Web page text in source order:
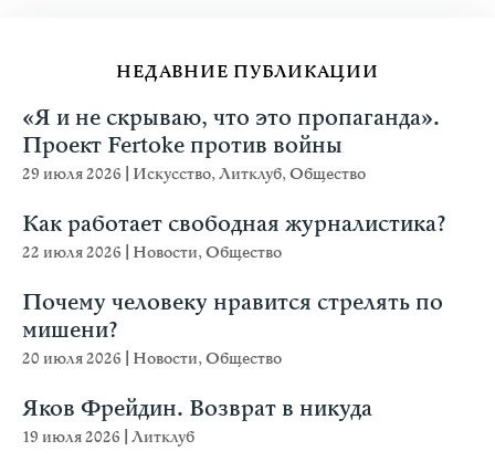
НЕДАВНИЕ ПУБЛИКАЦИИ
«Я и не скрываю, что это пропаганда».
Проект Fertoke против войны
29 июля 2026 Искусство,Литклуб,Общество
Как работает свободная журналистика?
22 июля 2026 Новости,Общество
Почему человеку нравится стрелять по
мишени?
20 июля 2026 Новости,Общество
Яков Фрейдин. Возврат в никуда
19 июля 2026 Литклуб